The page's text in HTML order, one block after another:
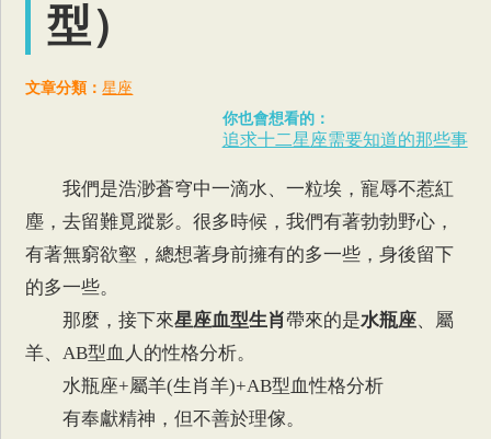
型）
文章分類：星座
你也會想看的：
追求十二星座需要知道的那些事
我們是浩渺蒼穹中一滴水、一粒埃，寵辱不惹紅
塵，去留難覓蹤影。很多時候，我們有著勃勃野心，
有著無窮欲壑，總想著身前擁有的多一些，身後留下
的多一些。
那麼，接下來星座血型生肖 帶來的是水瓶座、屬
羊、AB型血人的性格分析。
水瓶座+屬羊(生肖羊)+AB型血性格分析
有奉獻精神，但不善於理傢。